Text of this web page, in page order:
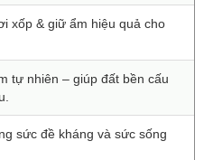
xốp & giữ ẩm hiệu quả cho
tự nhiên – giúp đất bền cấu
sức đề kháng và sức sống